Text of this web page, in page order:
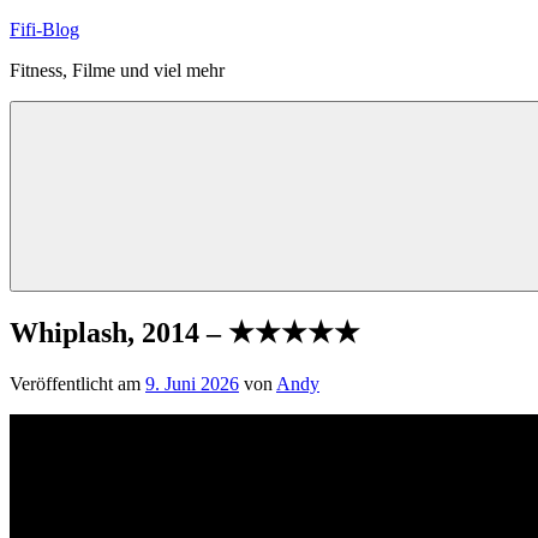
Zum
springen
Fifi-Blog
Fitness, Filme und viel mehr
Whiplash, 2014 – ★★★★★
Veröffentlicht am 9. Juni 2026 von Andy